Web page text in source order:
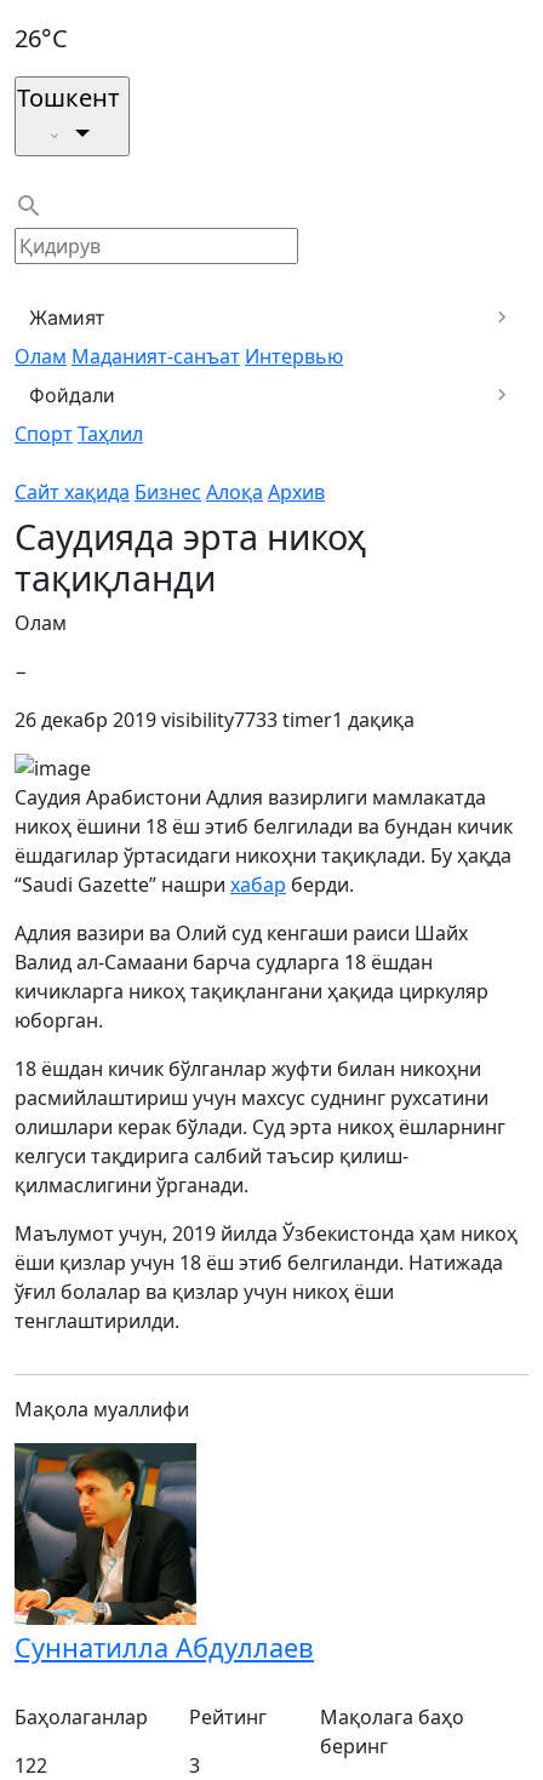
26°C
Тошкент
Жамият
Олам Маданият-санъат Интервью
Фойдали
СпортТаҳлил
Сайт хақида Бизнес Алоқа Архив
Саудияда эрта никоҳ
тақиқланди
Олам
−
26 декабр 2019visibility7733timer1 дақиқа
Саудия Арабистони Адлия вазирлиги мамлакатда
никоҳ ёшини 18 ёш этиб белгилади ва бундан кичик
ёшдагилар ўртасидаги никоҳни тақиқлади. Бу ҳақда
“Saudi Gazette” нашри хабар берди.
Адлия вазири ва Олий суд кенгаши раиси Шайх
Валид ал-Самаани барча судларга 18 ёшдан
кичикларга никоҳ тақиқлангани ҳақида циркуляр
юборган.
18 ёшдан кичик бўлганлар жуфти билан никоҳни
расмийлаштириш учун махсус суднинг рухсатини
олишлари керак бўлади. Суд эрта никоҳ ёшларнинг
келгуси тақдирига салбий таъсир қилиш-
қилмаслигини ўрганади.
Маълумот учун, 2019 йилда Ўзбекистонда ҳам никоҳ
ёши қизлар учун 18 ёш этиб белгиланди. Натижада
ўғил болалар ва қизлар учун никоҳ ёши
тенглаштирилди.
Мақола муаллифи
Суннатилла Абдуллаев
Баҳолаганлар
122
Рейтинг
3
Мақолага баҳо
беринг